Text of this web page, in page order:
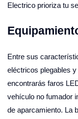
Electrico prioriza tu
Entre sus
eléctricos plegables
encontrarás faros
vehículo no fumador
de aparcamiento. La